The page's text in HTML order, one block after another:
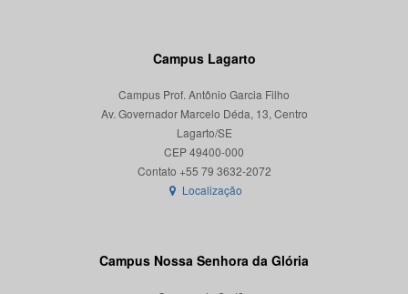
Campus Lagarto
Campus Prof. Antônio Garcia Filho
Av. Governador Marcelo Déda, 13, Centro
Lagarto/SE
CEP 49400-000
Localização
Campus Nossa Senhora da Glória